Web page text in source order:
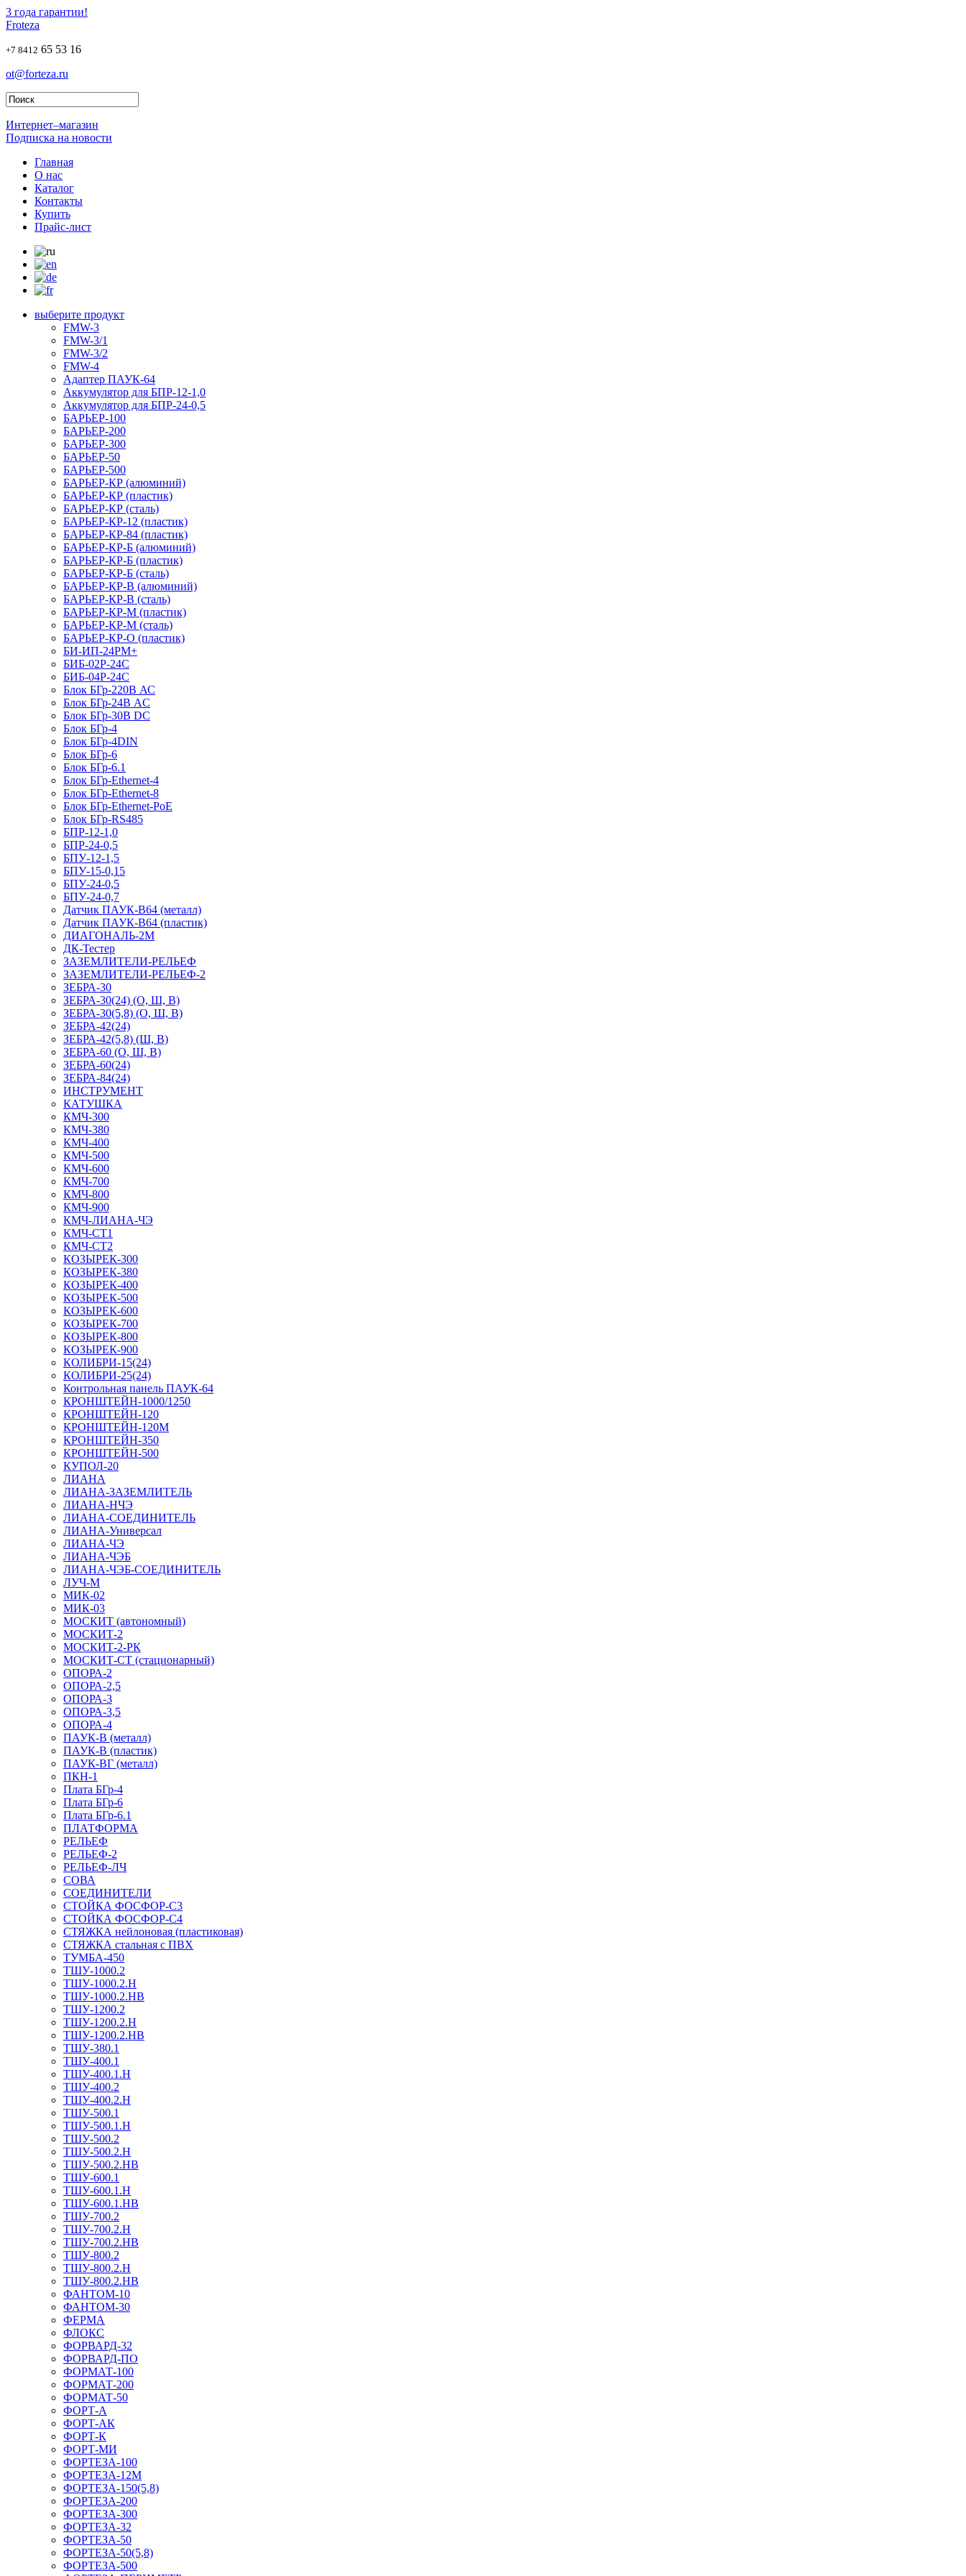
3 года гарантии!
Froteza
+7 8412 65 53 16
ot@forteza.ru
Интернет–магазин
Подписка на новости
Главная
О нас
Каталог
Контакты
Купить
Прайс-лист
выберите продукт
FMW-3
FMW-3/1
FMW-3/2
FMW-4
Адаптер ПАУК-64
Аккумулятор для БПР-12-1,0
Аккумулятор для БПР-24-0,5
БАРЬЕР-100
БАРЬЕР-200
БАРЬЕР-300
БАРЬЕР-50
БАРЬЕР-500
БАРЬЕР-КР (алюминий)
БАРЬЕР-КР (пластик)
БАРЬЕР-КР (сталь)
БАРЬЕР-КР-12 (пластик)
БАРЬЕР-КР-84 (пластик)
БАРЬЕР-КР-Б (алюминий)
БАРЬЕР-КР-Б (пластик)
БАРЬЕР-КР-Б (сталь)
БАРЬЕР-КР-В (алюминий)
БАРЬЕР-КР-В (сталь)
БАРЬЕР-КР-М (пластик)
БАРЬЕР-КР-М (сталь)
БАРЬЕР-КР-О (пластик)
БИ-ИП-24РМ+
БИБ-02Р-24С
БИБ-04Р-24С
Блок БГр-220В АС
Блок БГр-24В AC
Блок БГр-30В DC
Блок БГр-4
Блок БГр-4DIN
Блок БГр-6
Блок БГр-6.1
Блок БГр-Ethernet-4
Блок БГр-Ethernet-8
Блок БГр-Ethernet-PoE
Блок БГр-RS485
БПР-12-1,0
БПР-24-0,5
БПУ-12-1,5
БПУ-15-0,15
БПУ-24-0,5
БПУ-24-0,7
Датчик ПАУК-В64 (металл)
Датчик ПАУК-В64 (пластик)
ДИАГОНАЛЬ-2М
ДК-Тестер
ЗАЗЕМЛИТЕЛИ-РЕЛЬЕФ
ЗАЗЕМЛИТЕЛИ-РЕЛЬЕФ-2
ЗЕБРА-30
ЗЕБРА-30(24) (О, Ш, В)
ЗЕБРА-30(5,8) (О, Ш, В)
ЗЕБРА-42(24)
ЗЕБРА-42(5,8) (Ш, В)
ЗЕБРА-60 (О, Ш, В)
ЗЕБРА-60(24)
ЗЕБРА-84(24)
ИНСТРУМЕНТ
КАТУШКА
КМЧ-300
КМЧ-380
КМЧ-400
КМЧ-500
КМЧ-600
КМЧ-700
КМЧ-800
КМЧ-900
КМЧ-ЛИАНА-ЧЭ
КМЧ-СТ1
КМЧ-СТ2
КОЗЫРЕК-300
КОЗЫРЕК-380
КОЗЫРЕК-400
КОЗЫРЕК-500
КОЗЫРЕК-600
КОЗЫРЕК-700
КОЗЫРЕК-800
КОЗЫРЕК-900
КОЛИБРИ-15(24)
КОЛИБРИ-25(24)
Контрольная панель ПАУК-64
КРОНШТЕЙН-1000/1250
КРОНШТЕЙН-120
КРОНШТЕЙН-120М
КРОНШТЕЙН-350
КРОНШТЕЙН-500
КУПОЛ-20
ЛИАНА
ЛИАНА-ЗАЗЕМЛИТЕЛЬ
ЛИАНА-НЧЭ
ЛИАНА-СОЕДИНИТЕЛЬ
ЛИАНА-Универсал
ЛИАНА-ЧЭ
ЛИАНА-ЧЭБ
ЛИАНА-ЧЭБ-СОЕДИНИТЕЛЬ
ЛУЧ-М
МИК-02
МИК-03
МОСКИТ (автономный)
МОСКИТ-2
МОСКИТ-2-РК
МОСКИТ-СТ (стационарный)
ОПОРА-2
ОПОРА-2,5
ОПОРА-3
ОПОРА-3,5
ОПОРА-4
ПАУК-В (металл)
ПАУК-В (пластик)
ПАУК-ВГ (металл)
ПКН-1
Плата БГр-4
Плата БГр-6
Плата БГр-6.1
ПЛАТФОРМА
РЕЛЬЕФ
РЕЛЬЕФ-2
РЕЛЬЕФ-ЛЧ
СОВА
СОЕДИНИТЕЛИ
СТОЙКА ФОСФОР-С3
СТОЙКА ФОСФОР-С4
СТЯЖКА нейлоновая (пластиковая)
СТЯЖКА стальная с ПВХ
ТУМБА-450
ТШУ-1000.2
ТШУ-1000.2.Н
ТШУ-1000.2.НВ
ТШУ-1200.2
ТШУ-1200.2.Н
ТШУ-1200.2.НВ
ТШУ-380.1
ТШУ-400.1
ТШУ-400.1.Н
ТШУ-400.2
ТШУ-400.2.Н
ТШУ-500.1
ТШУ-500.1.Н
ТШУ-500.2
ТШУ-500.2.Н
ТШУ-500.2.НВ
ТШУ-600.1
ТШУ-600.1.Н
ТШУ-600.1.НВ
ТШУ-700.2
ТШУ-700.2.Н
ТШУ-700.2.НВ
ТШУ-800.2
ТШУ-800.2.Н
ТШУ-800.2.НВ
ФАНТОМ-10
ФАНТОМ-30
ФЕРМА
ФЛОКС
ФОРВАРД-32
ФОРВАРД-ПО
ФОРМАТ-100
ФОРМАТ-200
ФОРМАТ-50
ФОРТ-А
ФОРТ-АК
ФОРТ-К
ФОРТ-МИ
ФОРТЕЗА-100
ФОРТЕЗА-12М
ФОРТЕЗА-150(5,8)
ФОРТЕЗА-200
ФОРТЕЗА-300
ФОРТЕЗА-32
ФОРТЕЗА-50
ФОРТЕЗА-50(5,8)
ФОРТЕЗА-500